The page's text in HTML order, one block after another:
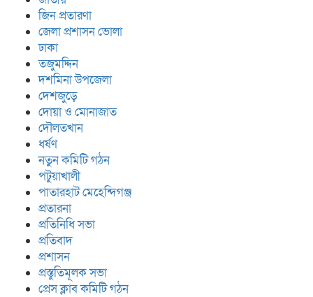
জিন প্রতারণা
জেলা প্রশাসন ভোলা
ঢাকা
তজুমদ্দিন
দশমিনা উপজেলা
দেশজুড়ে
দোয়া ও মোনাজাত
দৌলতখান
ধর্ষণ
নতুন কমিটি গঠন
পটুয়াখালী
পাতারহাট মেহেন্দিগঞ্জ
প্রতারনা
প্রতিনিধি সভা
প্রতিবাদ
প্রশাসন
প্রস্তুতিমূলক সভা
প্রেস ক্লাব কমিটি গঠন